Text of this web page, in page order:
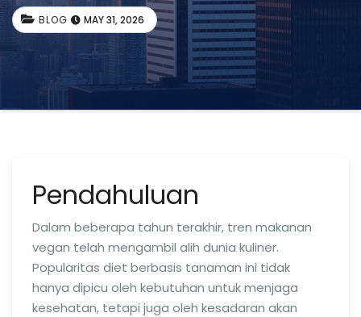
BLOG MAY 31, 2026
Pendahuluan
Dalam beberapa tahun terakhir, tren makanan
vegan telah mengambil alih dunia kuliner.
Popularitas diet berbasis tanaman ini tidak
hanya dipicu oleh kebutuhan untuk menjaga
kesehatan, tetapi juga oleh kesadaran akan